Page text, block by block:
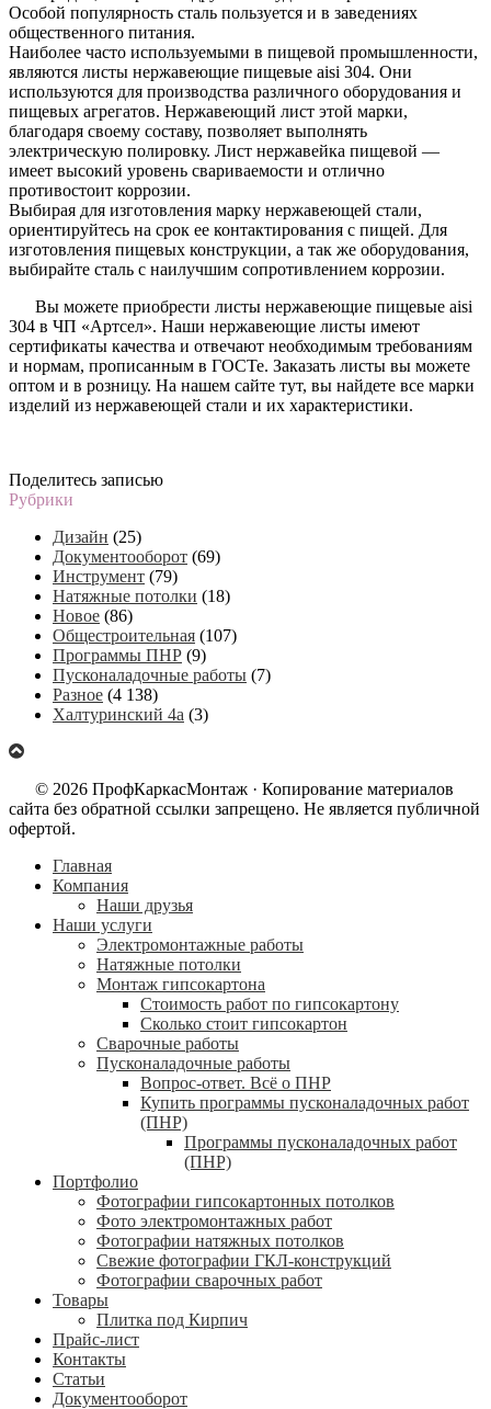
Особой популярность сталь пользуется и в заведениях
общественного питания.
Наиболее часто используемыми в пищевой промышленности,
являются листы нержавеющие пищевые aisi 304. Они
используются для производства различного оборудования и
пищевых агрегатов. Нержавеющий лист этой марки,
благодаря своему составу, позволяет выполнять
электрическую полировку. Лист нержавейка пищевой —
имеет высокий уровень свариваемости и отлично
противостоит коррозии.
Выбирая для изготовления марку нержавеющей стали,
ориентируйтесь на срок ее контактирования с пищей. Для
изготовления пищевых конструкции, а так же оборудования,
выбирайте сталь с наилучшим сопротивлением коррозии.
Вы можете приобрести листы нержавеющие пищевые aisi
304 в ЧП «Артсел». Наши нержавеющие листы имеют
сертификаты качества и отвечают необходимым требованиям
и нормам, прописанным в ГОСТе. Заказать листы вы можете
оптом и в розницу. На нашем сайте тут, вы найдете все марки
изделий из нержавеющей стали и их характеристики.
Поделитесь записью
Рубрики
Дизайн (25)
Документооборот (69)
Инструмент (79)
Натяжные потолки (18)
Новое (86)
Общестроительная (107)
Программы ПНР (9)
Пусконаладочные работы (7)
Разное (4 138)
Халтуринский 4а (3)
© 2026 ПрофКаркасМонтаж · Копирование материалов
сайта без обратной ссылки запрещено. Не является публичной
офертой.
Главная
Компания
Наши друзья
Наши услуги
Электромонтажные работы
Натяжные потолки
Монтаж гипсокартона
Стоимость работ по гипсокартону
Сколько стоит гипсокартон
Сварочные работы
Пусконаладочные работы
Вопрос-ответ. Всё о ПНР
Купить программы пусконаладочных работ
(ПНР)
Программы пусконаладочных работ
(ПНР)
Портфолио
Фотографии гипсокартонных потолков
Фото электромонтажных работ
Фотографии натяжных потолков
Свежие фотографии ГКЛ-конструкций
Фотографии сварочных работ
Товары
Плитка под Кирпич
Прайс-лист
Контакты
Статьи
Документооборот